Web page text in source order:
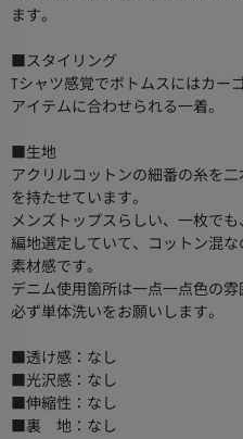
ます。
■スタイリング
Tシャツ感覚でボトムスにはカー
アイテムに合わせられる一着。
■生地
アクリルコットンの細番の糸を
を持たせています。
メンズトップスらしい、一枚で
編地選定していて、コットン混
素材感です。
デニム使用箇所は一点一点色の雰
必ず単体洗いをお願いします。
■透け感：なし
■光沢感：なし
■伸縮性：なし
■裏 地：なし